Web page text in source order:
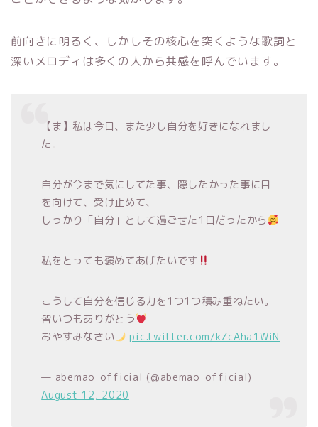
前向きに明るく、しかしその核心を突くような歌詞と
深いメロディは多くの人から共感を呼んでいます。
【ま】私は今日、また少し自分を好きになれまし
た。
自分が今まで気にしてた事、隠したかった事に目
を向けて、受け止めて、
しっかり「自分」として過ごせた1日だったから
私をとっても褒めてあげたいです
こうして自分を信じる力を1つ1つ積み重ねたい。
皆いつもありがとう
おやすみなさい
pic.twitter.com/kZcAha1WiN
— abemao_official (@abemao_official)
August 12, 2020